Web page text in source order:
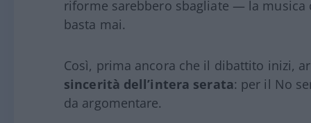
riforme sarebbero sbagliate — la musica
basta mai.
Così, prima ancora che il dibattito inizi,
sincerità dell’intera serata: per il No
da argomentare.